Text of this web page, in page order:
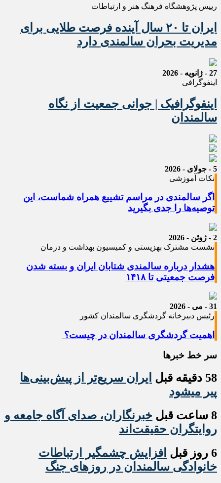
رییس پژوهشگاه فرهنگ هنر و ارتباطات
ایران تا ۲۰ سال آینده فرصت طلایی برای
مدیریت بحران سالمندی دارد
27 - ژانویه - 2026
اینفوگرافی
اینفوگرافیک | جوانی جمعیت از نگاه
سالمندان
5 - جولای - 2026
نکات آموزشی
اگر سالمندی در مراسم تشییع همراه شماست، این
توصیه‌ها را جدی بگیرید
2 - ژوئن - 2026
نشست مشترک بهزیستی و کمیسیون بهداشت و درمان
هشدار درباره سالمندی شتابان ایران و بسته شدن
فرصت جمعیتی تا ۱۴۱۸
31 - می - 2026
رئیس دبیرخانه گردشگری سالمندان کشور
اهمیت گردشگری سالمندان در چیست؟
سر خط خبرها
58 دقیقه قبل
ایران سریع‌تر از پیش‌بینی‌ها
پیر میشود
8 ساعت قبل
خبرنگاران، صدای آگاه جامعه و
روایتگران حقیقت‌اند
6 روز قبل
افزایش چشمگیر ارتباطات
خانوادگی سالمندان در روزهای جنگ